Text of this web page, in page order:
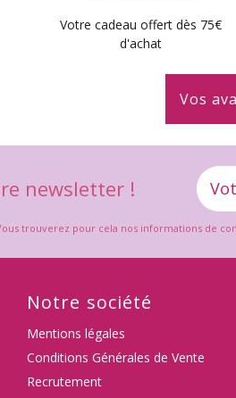
Votre cadeau offert dès 75€
d'achat
Vos
newsletter !
trouverez pour cela nos informations de
Notre société
Mentions légales
Conditions Générales de Vente
Recrutement